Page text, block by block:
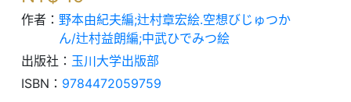
作者： 野本由紀夫編;辻村章宏絵.空想びじゅつか
ん/辻村益朗編;中武ひでみつ絵
出版社： 玉川大学出版部
ISBN： 9784472059759